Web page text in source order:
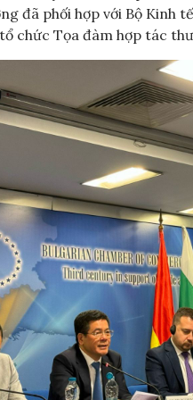
đã phối hợp với Bộ Kinh
chức Tọa đàm hợp tác